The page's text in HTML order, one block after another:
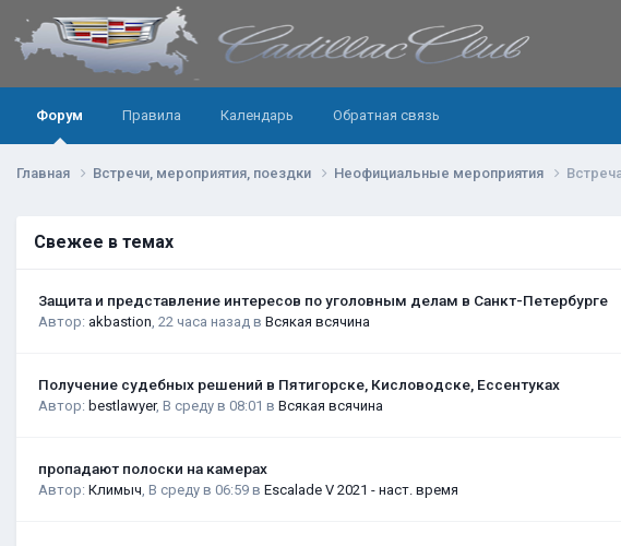
Форум Правила Календарь Обратная связь
Главная Встречи, мероприятия, поездки Неофициальные мероприятия
Свежее в темах
Защита и представление интересов по уголовным делам в Санкт-Петербурге
Автор: akbastion 22 часа назад в Всякая всячина
Получение судебных решений в Пятигорске, Кисловодске, Ессентуках
Автор: bestlawyer, В среду в 08:01 в Всякая всячина
пропадают полоски на камерах
Автор: Климыч В среду в 06:59 в Escalade V 2021 - наст. время